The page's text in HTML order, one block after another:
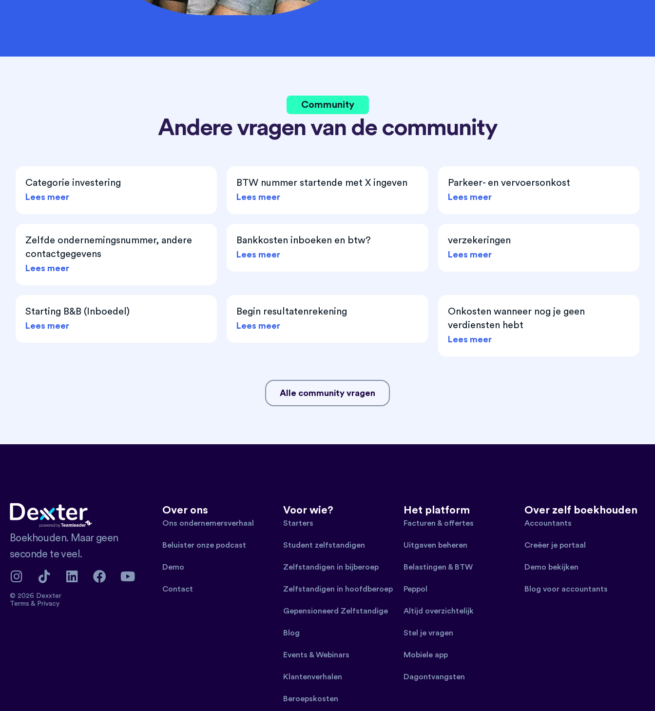
Community
Andere vragen van de community
Categorie investering
Lees meer
BTW nummer startende met X ingeven
Lees meer
Parkeer- en vervoersonkost
Lees meer
Zelfde ondernemingsnummer, andere
contactgegevens
Lees meer
Bankkosten inboeken en btw?
Lees meer
verzekeringen
Lees meer
Starting B&B (Inboedel)
Lees meer
Begin resultatenrekening
Lees meer
Onkosten wanneer nog je geen
verdiensten hebt
Lees meer
Alle community vragen
Boekhouden. Maar geen
seconde te veel.
© 2026 Dexxter
Terms & Privacy
Over ons
Ons ondernemersverhaal
Beluister onze podcast
Demo
Contact
Voor wie?
Starters
Student zelfstandigen
Zelfstandigen in bijberoep
Zelfstandigen in hoofdberoep
Gepensioneerd Zelfstandige
Blog
Events & Webinars
Klantenverhalen
Beroepskosten
Het platform
Facturen & offertes
Uitgaven beheren
Belastingen & BTW
Peppol
Altijd overzichtelijk
Stel je vragen
Mobiele app
Dagontvangsten
Over zelf boekhouden
Accountants
Creëer je portaal
Demo bekijken
Blog voor accountants